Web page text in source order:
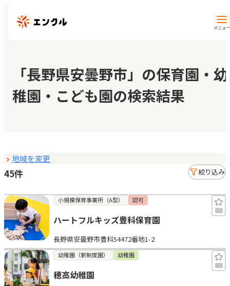
メニュー
保育園・幼稚園を探す
地図から探す
マイページ
お気に入り
見学日記
メッセージ
「長野県安曇野市」の保育園・幼
稚園・こども園の検索結果
地域を変更
45件 絞り込み
小規模保育事業所（A型） 認可
ハートフルキッズ豊科保育園
長野県安曇野市豊科54472番地1-2
幼稚園（新制度園） 幼稚園
穂高幼稚園